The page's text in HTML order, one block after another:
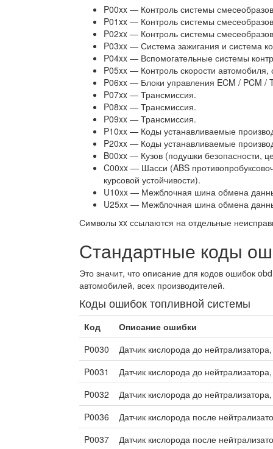
P00xx — Контроль системы
P01xx — Контроль системы
P02xx — Контроль системы
P03xx — Система зажигания и система
P04xx — Вспомогательные системы
P05xx — Контроль скорости автомобиля,
P06xx — Блоки управления ECM / PCM /
P07xx — Трансмиссия.
P08xx — Трансмиссия.
P09xx — Трансмиссия.
P10xx — Коды устанавливаемые
P20xx — Коды устанавливаемые
B00xx — Кузов (подушки безопасности,
C00xx — Шасси (ABS
курсовой устойчивости).
U10xx — Межблочная шина обмена
U25xx — Межблочная шина обмена
Символы xx ссылаются на отдельные
Стандартные коды
Это значит, что описание для кодов ошибок
автомобилей, всех производителей.
Коды ошибок топливной системы
Код
Описание ошибки
P0030
Датчик кислорода до
P0031
Датчик кислорода до
P0032
Датчик кислорода до
P0036
Датчик кислорода после
P0037
Датчик кислорода после